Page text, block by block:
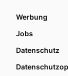
Werbung
Jobs
Datenschutz